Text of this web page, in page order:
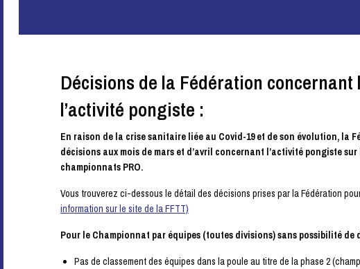
Décisions de la Fédération
l’activité pongiste :
En raison de la crise sanitaire liée au Covid-19 et de son évolution, la
décisions aux mois de mars et d’avril concernant l’activité pongiste
championnats PRO.
Vous trouverez ci-dessous le détail des décisions prises par la Fédération
information sur le site de la FFTT)
Pour le Championnat par équipes (toutes divisions) sans possibilité de
Pas de classement des équipes dans la poule au titre de la phase 2